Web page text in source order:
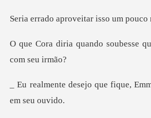
proveitar isso
o soubesse
ue fique,